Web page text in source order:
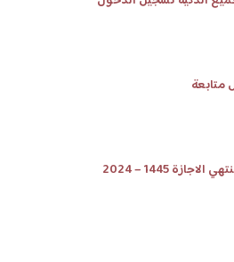
1445 – 2024